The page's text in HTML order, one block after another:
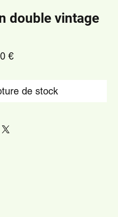
double vintage
€Prix
de stock